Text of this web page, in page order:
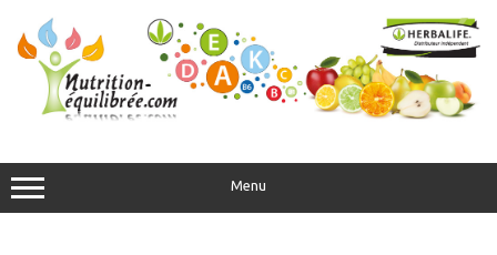
contenu
Menu